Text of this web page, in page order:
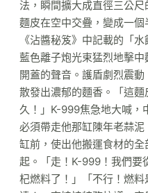
法，瞬間擴大成直徑三公
麵皮在空中交疊，變成一
《沾醬秘笈》中記載的「
藍色離子炮光束猛烈地擊
開蓋的聲音。護盾劇烈震
散發出濃郁的麵香。「這
久！」K-999焦急地大喊，
必須帶走他那缸陳年老蒜
缸前，使出他搬運食材的
起。「走！K-999！我們要
杞燃料了！」「不行！燃